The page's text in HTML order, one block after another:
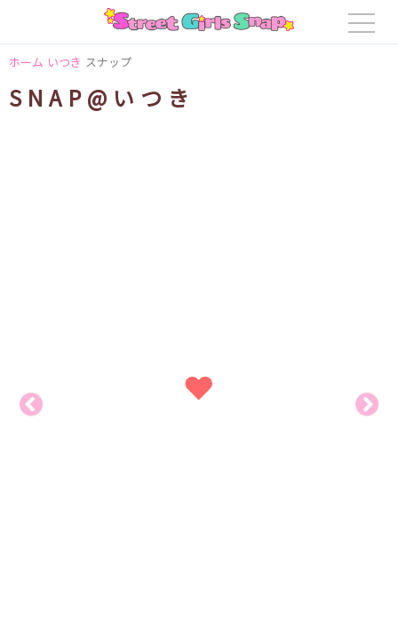
ホーム いつき スナップ
SNAP@いつき